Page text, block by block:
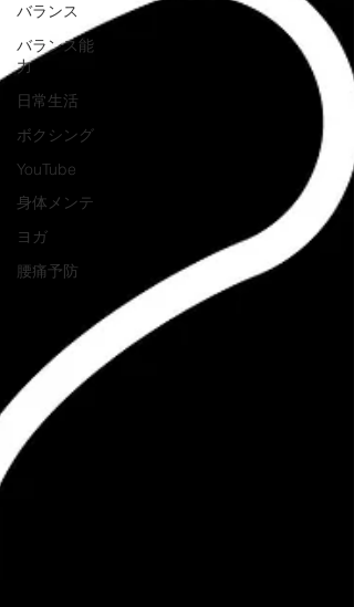
バランス
バランス能
力
日常生活
ボクシング
YouTube
身体メンテ
ヨガ
腰痛予防